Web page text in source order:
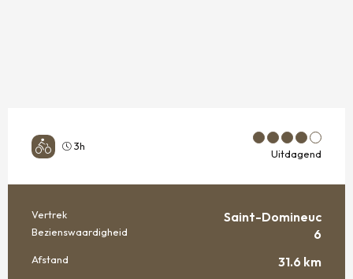
3h
Uitdagend
PRAKTISCHE INFORMATIE
Vertrek Saint-Domineuc
Bezienswaardigheid 6
Afstand 31.6 km